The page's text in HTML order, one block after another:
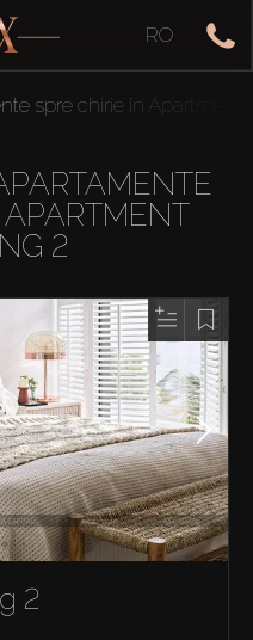
RO
spre chirie în Apartment
APARTMENT
2
2